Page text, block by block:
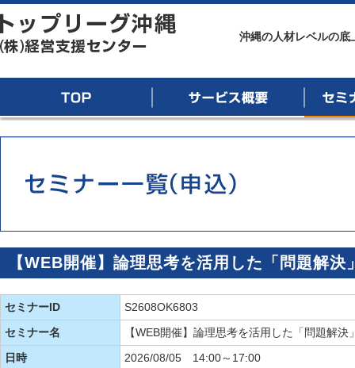
沖縄の人材レベルの底
【WEB開催】論理思考を活用した「問題解決
セミナーID
S2608OK6803
セミナー名
【WEB開催】論理思考を活用した「問題解決
日時
2026/08/05 14:00～17:00